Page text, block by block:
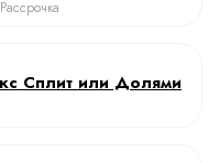
Сплит или Долями